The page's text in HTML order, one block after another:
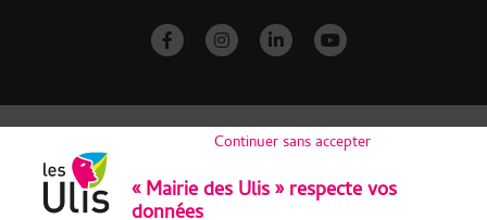
« Mairie des Ulis » respecte vos
Continuer sans accepter
facebook-finstagramlinkedin-inyoutube